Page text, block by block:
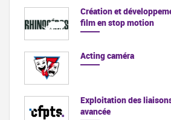
Création et
film en stop motion
Acting caméra
Exploitation des
avancée